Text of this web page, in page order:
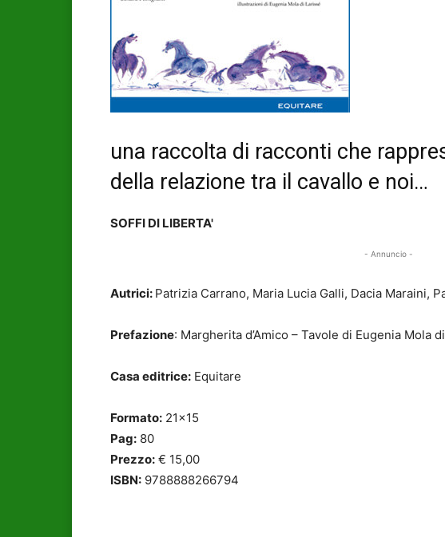
una raccolta di racconti che
della relazione tra il cavallo e noi…
SOFFI DI LIBERTA'
- Annuncio -
Autrici: Patrizia Carrano, Maria Lucia Galli, Dacia Maraini,
Prefazione: Margherita d’Amico – Tavole di Eugenia Mola
Casa editrice: Equitare
Formato: 21×15
Pag: 80
Prezzo: € 15,00
ISBN: 9788888266794